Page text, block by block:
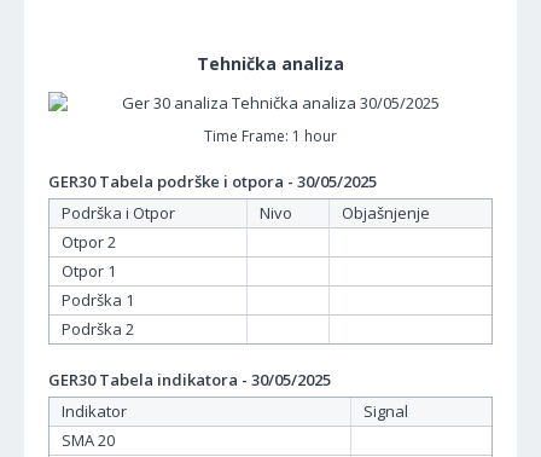
Tehnička analiza
Time Frame: 1 hour
GER30 Tabela podrške i otpora - 30/05/2025
Podrška i Otpor
Nivo
Objašnjenje
Otpor 2
Otpor 1
Podrška 1
Podrška 2
GER30 Tabela indikatora - 30/05/2025
Indikator
Signal
SMA 20